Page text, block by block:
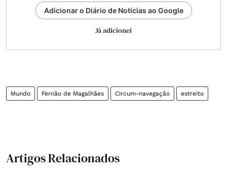
Adicionar o Diário de Notícias ao Google
Já adicionei
Mundo Fernão de Magalhães Circum-navegação estreito
Artigos Relacionados